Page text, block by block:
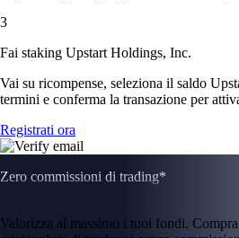
3
Fai staking Upstart Holdings, Inc.
Vai su ricompense, seleziona il saldo
termini e conferma la transazione per
Registrati ora
Zero commissioni di trading*
Valorizza al massimo i tuoi fondi.